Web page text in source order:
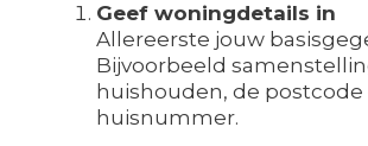
Geef woningdetails in
Allereerste jouw
Bijvoorbeeld
huishouden, de postcode
huisnummer.